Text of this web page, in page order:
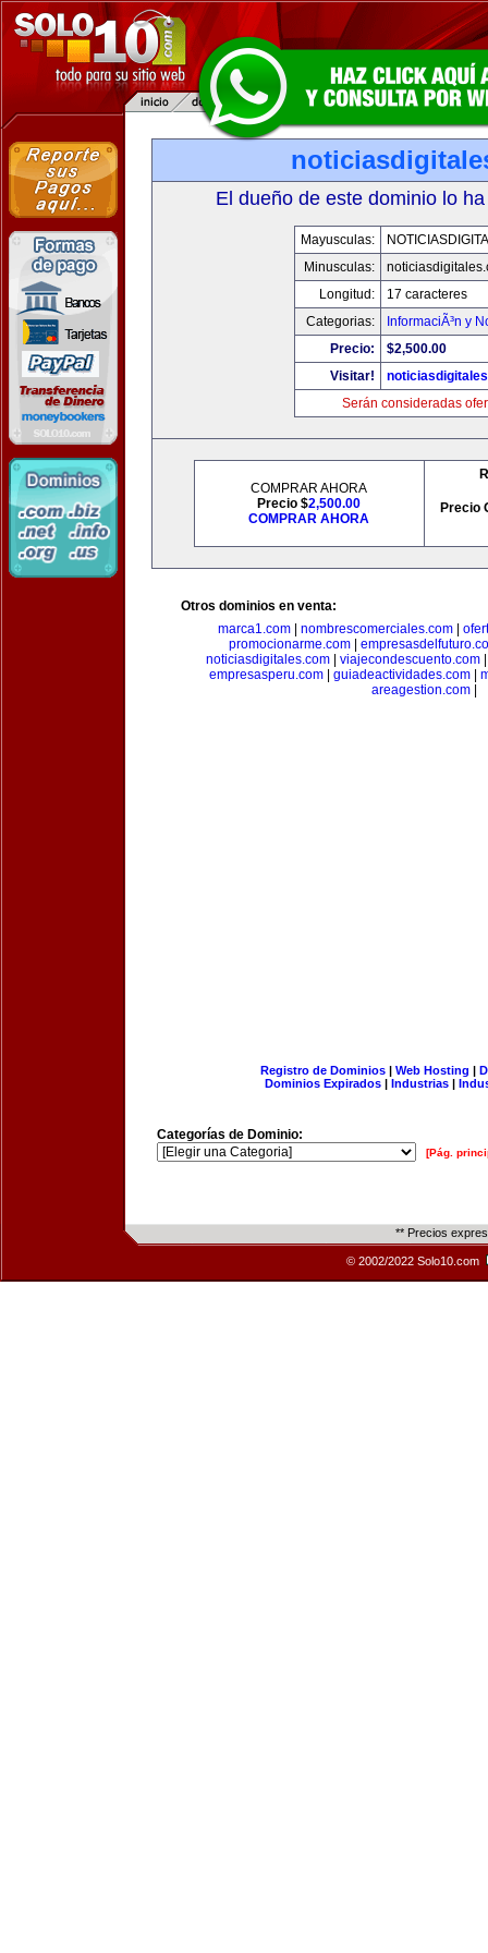
El dueño de este dominio lo
Mayusculas:
Minusculas:
Longitud:
17 caracteres
Categorias:
InformaciÃ³n y
Precio:
$2,500.00
Visitar!
Serán consideradas
COMPRAR AHORA
Precio $2,500.00
COMPRAR AHORA
Precio
Otros dominios en venta:
marca1.com| nombrescomerciales.com|
promocionarme.com|
noticiasdigitales.com| viajecondescuento.com
empresasperu.com| guiadeactividades.com|
areagestion.com|
Registro de Dominios| Web Hosting |
Dominios Expirados | Industrias |
Categorías de Dominio:
[Pág.
** Precios
© 2002/2022 Solo10.com